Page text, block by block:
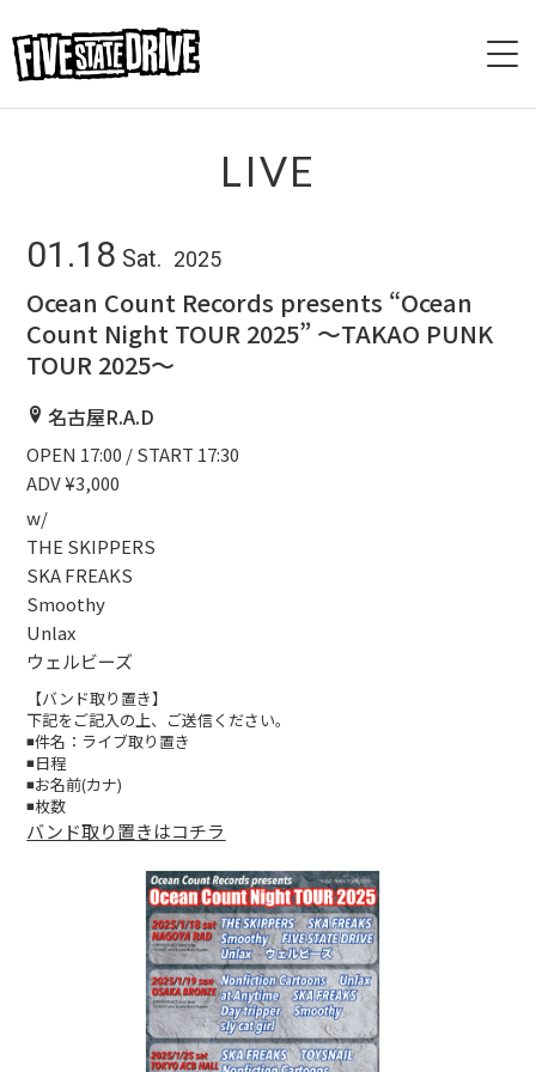
VIDEO
LIVE
01.18 Sat. 2025
Ocean Count Records presents “Ocean
Count Night TOUR 2025” 〜TAKAO PUNK
TOUR 2025〜
名古屋R.A.D
OPEN 17:00 / START 17:30
ADV ¥3,000
w/
THE SKIPPERS
SKA FREAKS
Smoothy
Unlax
ウェルビーズ
【バンド取り置き】
下記をご記入の上、ご送信ください。
◾️件名：ライブ取り置き
◾️日程
◾️お名前(カナ)
◾️枚数
バンド取り置きはコチラ